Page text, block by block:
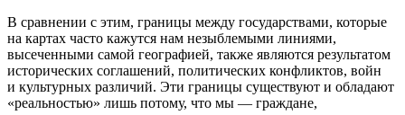
В сравнении с этим, границы между государствами, которые
на картах часто кажутся нам незыблемыми линиями,
высеченными самой географией, также являются результатом
исторических соглашений, политических конфликтов, войн
и культурных различий. Эти границы существуют и обладают
«реальностью» лишь потому, что мы — граждане,